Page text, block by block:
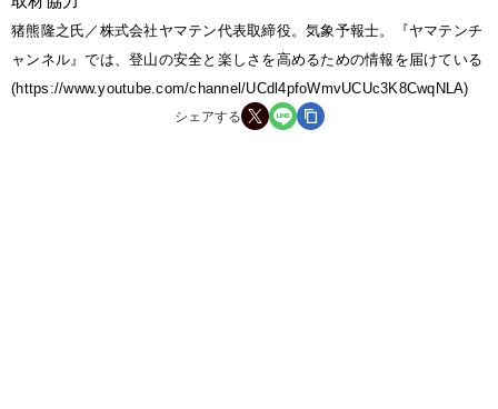
猪熊隆之氏／株式会社ヤマテン代表取締役。気象予報士。『ヤマテンチ
ャンネル』では、登山の安全と楽しさを高めるための情報を届けている
(https://www.youtube.com/channel/UCdl4pfoWmvUCUc3K8CwqNLA)
シェアする